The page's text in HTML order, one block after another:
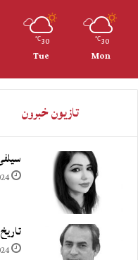
30
℃
Mon
30
℃
Tue
تازيون خبرون